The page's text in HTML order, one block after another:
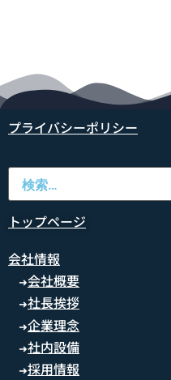
プライバシーポリシー
トップページ
会社情報
➜会社概要
➜社長挨拶
➜企業理念
➜社内設備
➜採用情報